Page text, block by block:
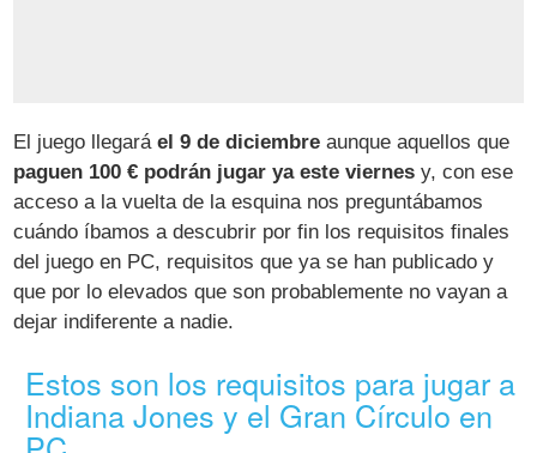
El juego llegaráel 9 de diciembre aunque aquellos que
paguen 100 € podrán jugar ya este viernes y, con ese
acceso a la vuelta de la esquina nos preguntábamos
cuándo íbamos a descubrir por fin los requisitos finales
del juego en PC, requisitos que ya se han publicado y
que por lo elevados que son probablemente no vayan a
dejar indiferente a nadie.
Estos son los requisitos para jugar a
Indiana Jones y el Gran Círculo en